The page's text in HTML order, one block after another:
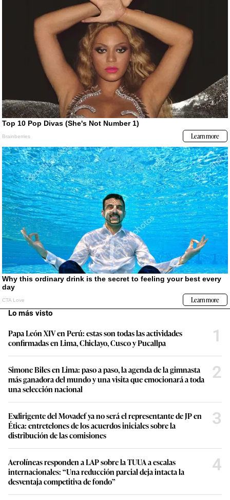
Lo más visto
Papa León XIV en Perú: estas son todas las actividades
confirmadas en Lima, Chiclayo, Cusco y Pucallpa
1
Simone Biles en Lima: paso a paso, la agenda de la gimnasta
más ganadora del mundo y una visita que emocionará a toda
una selección nacional
2
Exdirigente del Movadef ya no será el representante de JP en
Ética: entretelones de los acuerdos iniciales sobre la
distribución de las comisiones
3
Aerolíneas responden a LAP sobre la TUUA a escalas
internacionales: “Una reducción parcial deja intacta la
desventaja competitiva de fondo”
4